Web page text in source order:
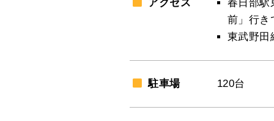
アクセス
春日部駅
前」行き
東武野田
駐車場 120台